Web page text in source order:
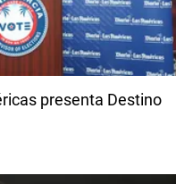
presenta Destino